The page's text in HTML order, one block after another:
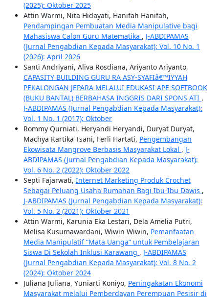
(2025): Oktober 2025
Attin Warmi, Nita Hidayati, Hanifah Hanifah,
Pendampingan Pembuatan Media Manipulative bagi
Mahasiswa Calon Guru Matematika , J-ABDIPAMAS
(Jurnal Pengabdian Kepada Masyarakat): Vol. 10 No. 1
(2026): April 2026
Santi Andriyani, Aliva Rosdiana, Ariyanto Ariyanto,
CAPASITY BUILDING GURU RA ASY-SYAFIâ€™IYYAH
PEKALONGAN JEPARA MELALUI EDUKASI APE SOFTBOOK
(BUKU BANTAL) BERBAHASA INGGRIS DARI SPONS ATI ,
J-ABDIPAMAS (Jurnal Pengabdian Kepada Masyarakat):
Vol. 1 No. 1 (2017): Oktober
Rommy Qurniati, Heryandi Heryandi, Duryat Duryat,
Machya Kartika Tsani, Ferli Hartati, Pengembangan
Ekowisata Mangrove Berbasis Masyarakat Lokal , J-
ABDIPAMAS (Jurnal Pengabdian Kepada Masyarakat):
Vol. 6 No. 2 (2022): Oktober 2022
Septi Fajarwati, Internet Marketing Produk Crochet
Sebagai Peluang Usaha Rumahan Bagi Ibu-Ibu Dawis ,
J-ABDIPAMAS (Jurnal Pengabdian Kepada Masyarakat):
Vol. 5 No. 2 (2021): Oktober 2021
Attin Warmi, Karunia Eka Lestari, Dela Amelia Putri,
Melisa Kusumawardani, Wiwin Wiwin, Pemanfaatan
Media Manipulatif “Mata Uanga” untuk Pembelajaran
Siswa Di Sekolah Inklusi Karawang , J-ABDIPAMAS
(Jurnal Pengabdian Kepada Masyarakat): Vol. 8 No. 2
(2024): Oktober 2024
Juliana Juliana, Yuniarti Koniyo, Peningakatan Ekonomi
Masyarakat melalui Pemberdayan Perempuan Pesisir di